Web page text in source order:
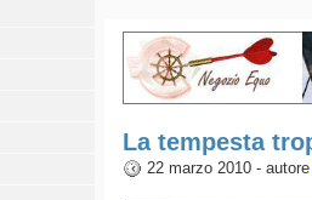
La tempesta
22 marzo 2010 - autore